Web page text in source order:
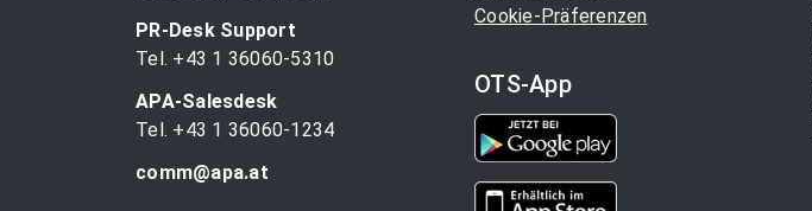
PR-Desk Support
Tel. +43 1 36060-5310
APA-Salesdesk
Tel. +43 1 36060-1234
comm@apa.at
Cookie-Präferenzen
OTS-App